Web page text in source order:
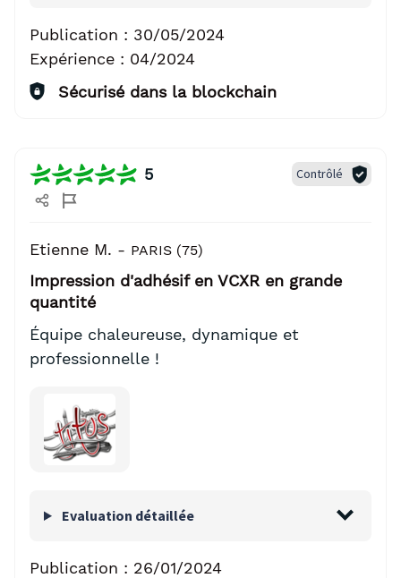
Publication : 30/05/2024
Expérience : 04/2024
Sécurisé dans la blockchain
5 Contrôlé
Etienne M. - PARIS (75)
Impression d'adhésif en VCXR en grande
quantité
Équipe chaleureuse, dynamique et
professionnelle !
Evaluation détaillée
Publication : 26/01/2024